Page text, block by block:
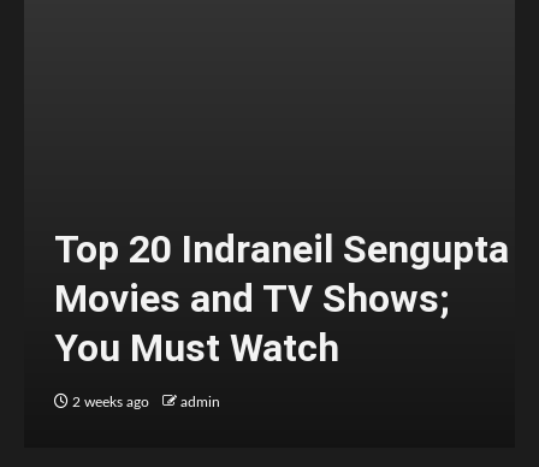
Top 20 Indraneil Sengupta
Movies and TV Shows;
You Must Watch
2 weeks ago admin